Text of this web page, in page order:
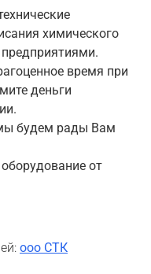
химического
время при
деньги
мы будем рады Вам
от
ооо СТК